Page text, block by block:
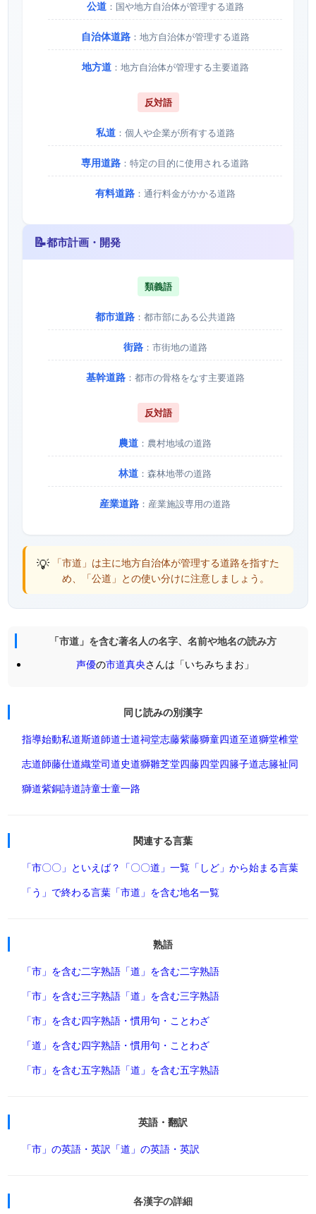
公道：国や地方自治体が管理する道路
自治体道路：地方自治体が管理する道路
地方道：地方自治体が管理する主要道路
反対語
私道：個人や企業が所有する道路
専用道路 ：特定の目的に使用される道路
有料道路：通行料金がかかる道路
📝都市計画・開発
類義語
都市道路：都市部にある公共道路
街路：市街地の道路
基幹道路：都市の骨格をなす主要道路
反対語
農道 ：農村地域の道路
林道 ：森林地帯の道路
産業道路 ：産業施設専用の道路
💡 「市道」は主に地方自治体が管理する道路を指すた
め、「公道」との使い分けに注意しましょう。
「市道」を含む著名人の名字、名前や地名の読み方
声優の市道真央さんは「いちみちまお」
同じ読みの別漢字
指導始動私道斯道師道士道祠堂志藤紫藤獅童四道至道獅堂椎堂
志道師藤仕道織堂司道史道獅雛芝堂四藤四堂四籐子道志籐祉同
獅道紫銅詩道詩童士童一路
関連する言葉
「市〇〇」といえば？ 「〇〇道」一覧 「しど」から始まる言葉
「う」で終わる言葉 「市道」を含む地名一覧
熟語
「市」を含む二字熟語 「道」を含む二字熟語
「市」を含む三字熟語 「道」を含む三字熟語
「市」を含む四字熟語・慣用句・ことわざ
「道」を含む四字熟語・慣用句・ことわざ
「市」を含む五字熟語 「道」を含む五字熟語
英語・翻訳
「市」の英語・英訳 「道」の英語・英訳
各漢字の詳細